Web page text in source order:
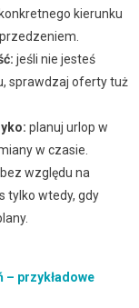
kierunku
jeśli nie jesteś
sprawdzaj oferty tuż
planuj urlop w
w czasie.
bez względu na
tylko wtedy, gdy
– przykładowe